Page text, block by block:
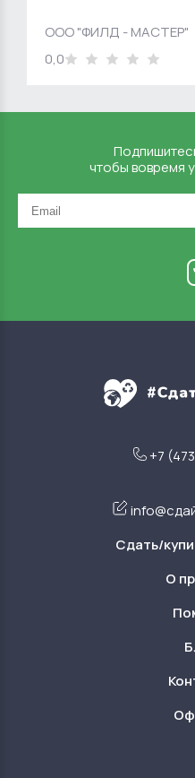
ООО "ФИЛД - МАСТЕР"
0,0
чтобы вовремя
+7
Сдать/
О